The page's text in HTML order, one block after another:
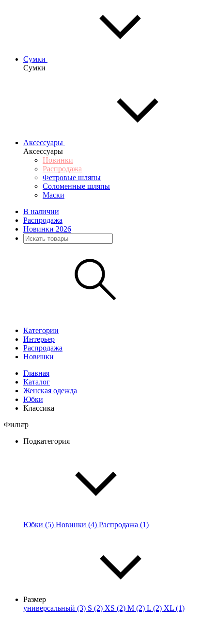
Сумки
Сумки
Аксессуары
Аксессуары
Новинки
Распродажа
Фетровые шляпы
Соломенные шляпы
Маски
В наличии
Распродажа
Новинки 2026
Категории
Интерьер
Распродажа
Новинки
Главная
Каталог
Женская одежда
Юбки
Классика
Фильтр
Подкатегория
Юбки (5) Новинки (4) Распродажа (1)
Размер
универсальный (3) S (2) XS (2) M (2) L (2) XL (1)